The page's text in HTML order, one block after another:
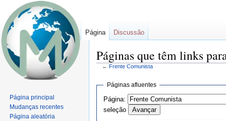
Páginas que têm links
←Frente Comunista
navegação
pesquisar
Páginas afluentes
Página:
seleção
Página Discussão
Página principal
Mudanças recentes
Página aleatória